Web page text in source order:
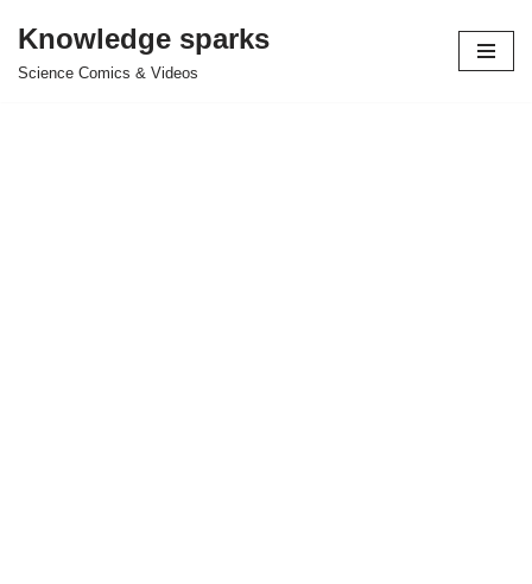
Skip
Knowledge sparks
Science Comics & Videos